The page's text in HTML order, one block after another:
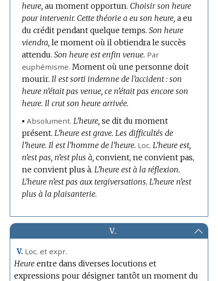
heure, au moment opportun. Choisir son heure
pour intervenir. Cette théorie a eu son heure, a eu
du crédit pendant quelque temps. Son heure
viendra, le moment où il obtiendra le succès
attendu. Son heure est enfin venue. Par
euphémisme. Moment où une personne doit
mourir. Il est sorti indemne de l’accident : son
heure n’était pas venue, ce n’était pas encore son
heure. Il crut son heure arrivée.
▪Absolument. L’heure, se dit du moment
présent. L’heure est grave. Les difficultés de
l’heure. Il est l’homme de l’heure. Loc. L’heure est,
n’est pas, n’est plus à, convient, ne convient pas,
ne convient plus à. L’heure est à la réflexion.
L’heure n’est pas aux tergiversations. L’heure n’est
plus à la plaisanterie.
V.
V. Loc. et expr.
Heure entre dans diverses locutions et
expressions pour désigner tantôt un moment du